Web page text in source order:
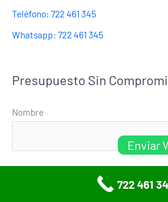
Teléfono: 722 461 345
Whatsapp: 722 461 345
Presupuesto Sin
Nombre
Enviar
722 461